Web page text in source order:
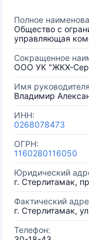
Полное
Общество с
управляющая
Сокращенное
ООО УК "ЖКХ-
Имя
Владимир
ИНН:
0268078473
ОГРН:
1160280116050
Юридический
г. Стерлитамак,
Фактический
г. Стерлитамак,
Телефон: